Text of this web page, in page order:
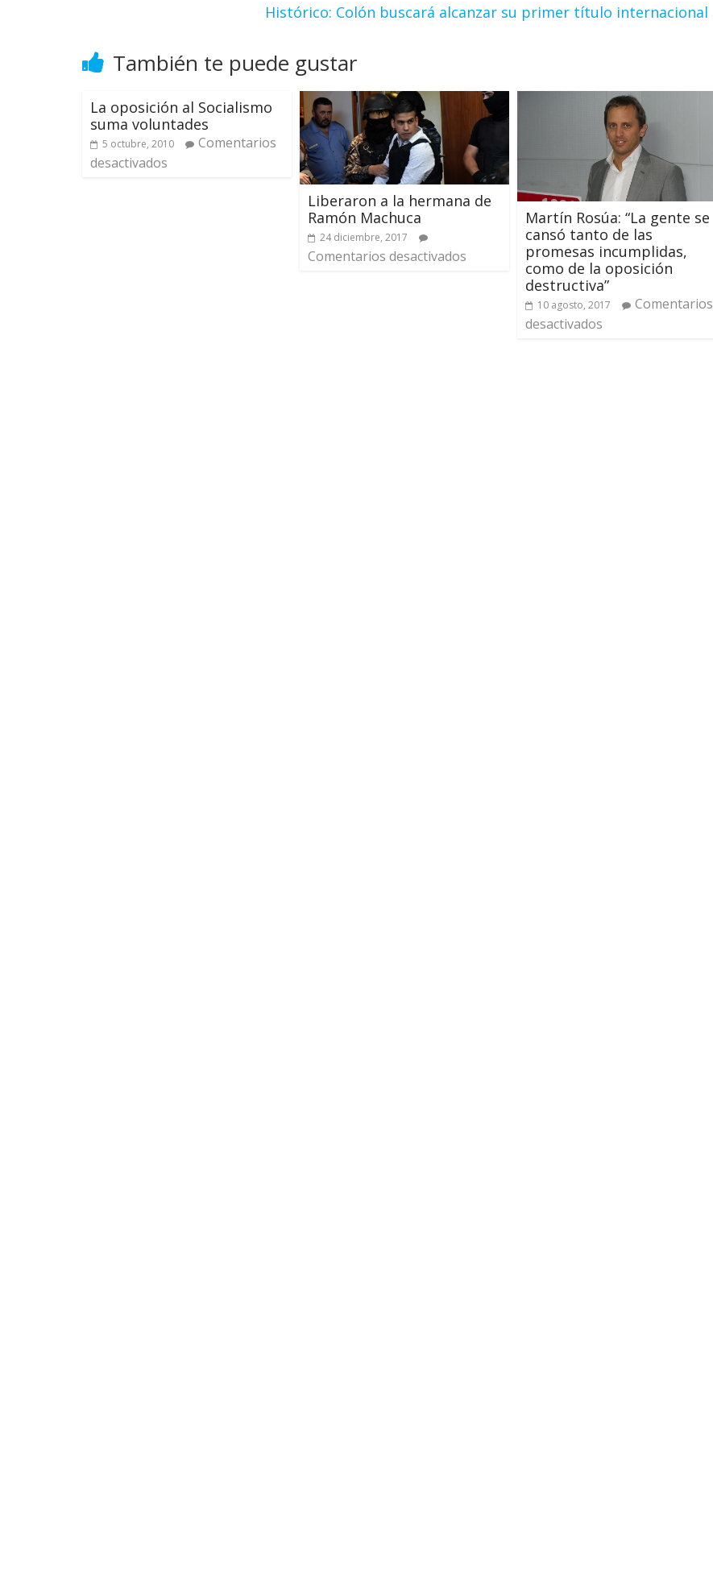
Histórico: Colón buscará alcanzar su primer título internacional
También te puede gustar
La oposición al Socialismo
suma voluntades
5 octubre, 2010
Comentarios
desactivados
Liberaron a la hermana de
Ramón Machuca
24 diciembre, 2017
Comentarios desactivados
Martín Rosúa: “La gente se
cansó tanto de las
promesas incumplidas,
como de la oposición
destructiva”
10 agosto, 2017
Comentarios
desactivados